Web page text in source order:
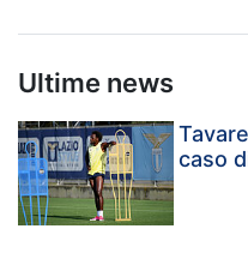
Ultime news
caso